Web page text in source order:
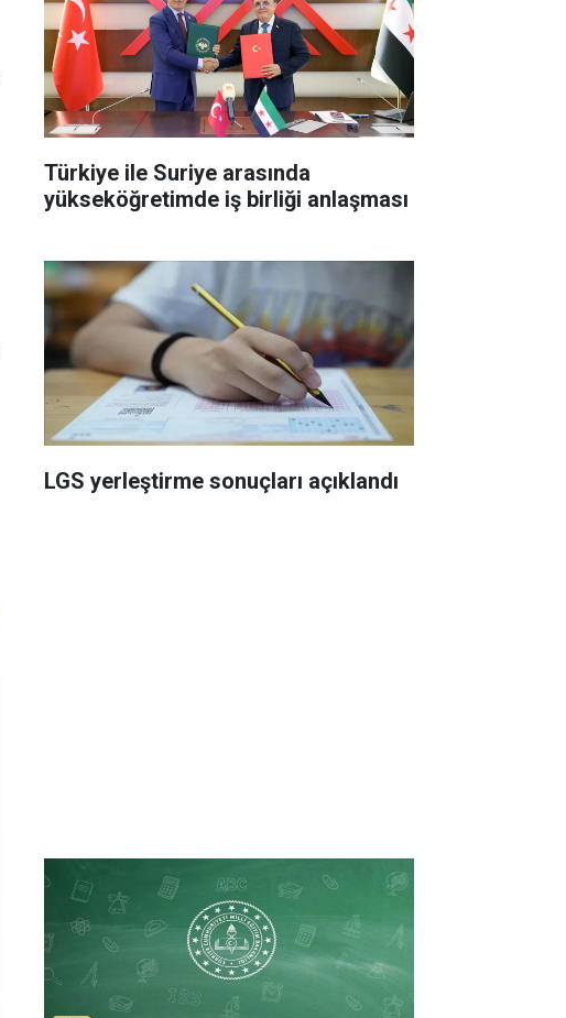
Türkiye ile Suriye arasında
yükseköğretimde iş birliği anlaşması
LGS yerleştirme sonuçları açıklandı